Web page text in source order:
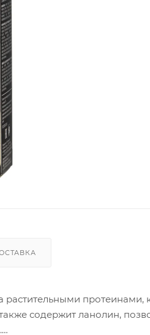
протеинами,
содержит ланолин,